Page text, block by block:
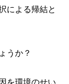
による帰結と
うか？
を環境のせい